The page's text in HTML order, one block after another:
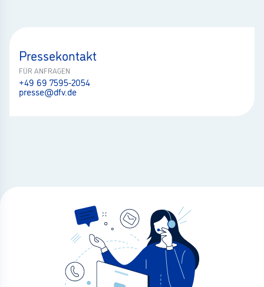
Pressekontakt
FÜR ANFRAGEN
+49 69 7595-2054
presse@dfv.de